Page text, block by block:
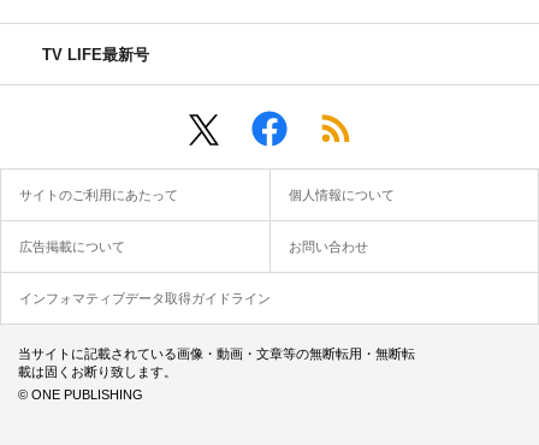
TV LIFE最新号
サイトのご利用にあたって 個人情報について
広告掲載について お問い合わせ
インフォマティブデータ取得ガイドライン
当サイトに記載されている画像・動画・文章等の無断転用・無断転
載は固くお断り致します。
© ONE PUBLISHING